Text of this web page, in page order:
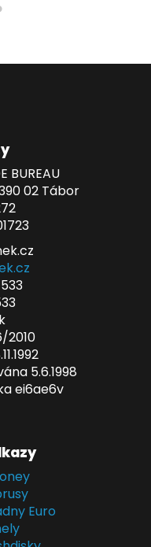
BUREAU
02 Tábor
2010
5.6.1998
ei6ae6v
Euro